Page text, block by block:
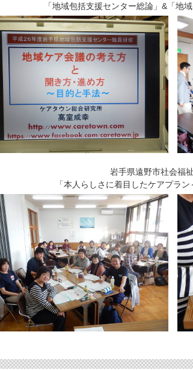
「地域包括支援センター総論」&「地
岩手県遠野市社会福
「本人らしさに着目したケアプラン